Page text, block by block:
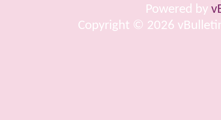
Powered by
Copyright © 2026